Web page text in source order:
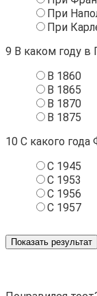
При
При
9 В каком году в
В 1860
В 1865
В 1870
В 1875
10 С какого года
С 1945
С 1953
С 1956
С 1957
Показать результат